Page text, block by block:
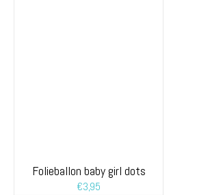
Folieballon baby girl dots
€3,95